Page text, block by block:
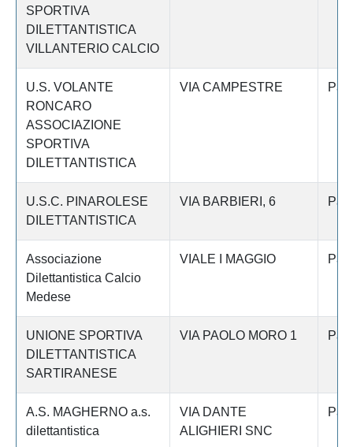
SPORTIVA
DILETTANTISTICA
VILLANTERIO CALCIO
U.S. VOLANTE
RONCARO
ASSOCIAZIONE
SPORTIVA
DILETTANTISTICA
VIA CAMPESTRE
U.S.C. PINAROLESE
DILETTANTISTICA
VIA BARBIERI, 6
Associazione
Dilettantistica Calcio
Medese
VIALE I MAGGIO
UNIONE SPORTIVA
DILETTANTISTICA
SARTIRANESE
VIA PAOLO MORO 1
A.S. MAGHERNO a.s.
dilettantistica
VIA DANTE
ALIGHIERI SNC